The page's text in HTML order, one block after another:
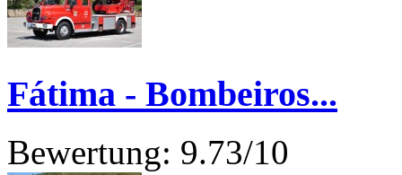
Fátima - Bombeiros...
Bewertung: 9.73/10